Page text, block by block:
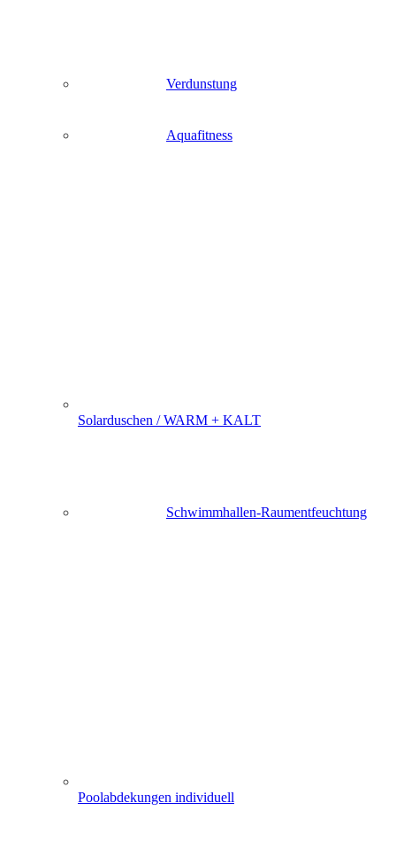
Verdunstung
Aquafitness
Solarduschen / WARM + KALT
Schwimmhallen-Raumentfeuchtung
Poolabdekungen individuell